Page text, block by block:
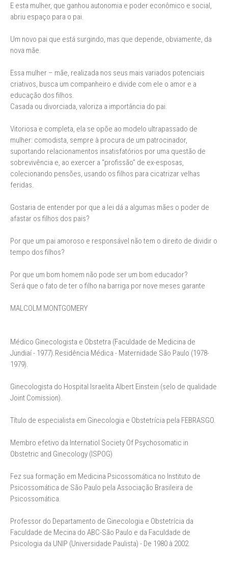
E esta mulher, que ganhou autonomia e poder econômico e social,
abriu espaço para o pai.
Um novo pai que está surgindo, mas que depende, obviamente, da
nova mãe.
Essa mulher – mãe, realizada nos seus mais variados potenciais
criativos, busca um companheiro e divide com ele o amor e a
educação dos filhos.
Casada ou divorciada, valoriza a importância do pai.
Vitoriosa e completa, ela se opõe ao modelo ultrapassado de
mulher: comodista, sempre à procura de um patrocinador,
suportando relacionamentos insatisfatórios por uma questão de
sobrevivência e, ao exercer a “profissão” de ex-esposas,
colecionando pensões, usando os filhos para cicatrizar velhas
feridas.
Gostaria de entender por que a lei dá a algumas mães o poder de
afastar os filhos dos pais?
Por que um pai amoroso e responsável não tem o direito de dividir o
tempo dos filhos?
Por que um bom homem não pode ser um bom educador?
Será que o fato de ter o filho na barriga por nove meses garante
MALCOLM MONTGOMERY
Médico Ginecologista e Obstetra (Faculdade de Medicina de
Jundiaí - 1977).Residência Médica - Maternidade São Paulo (1978-
1979).
Ginecologista do Hospital Israelita Albert Einstein (selo de qualidade
Joint Comission).
Título de especialista em Ginecologia e Obstetrícia pela FEBRASGO.
Membro efetivo da Internatiol Society Of Psychosomatic in
Obstetric and Ginecology (ISPOG)
Fez sua formação em Medicina Psicossomática no Instituto de
Psicossomática de São Paulo pela Associação Brasileira de
Psicossomática.
Professor do Departamento de Ginecologia e Obstetrícia da
Faculdade de Mecina do ABC-São Paulo e da Faculdade de
Psicologia da UNIP (Universidade Paulista) - De 1980 à 2002.